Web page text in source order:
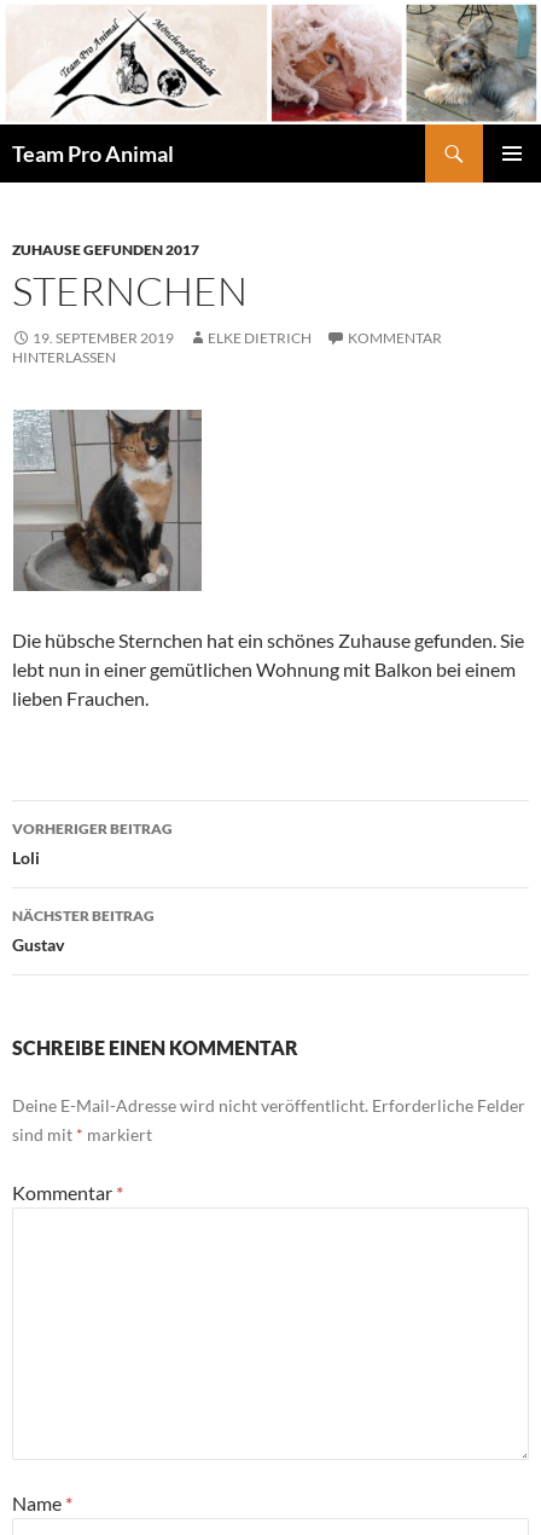
springen
Team Pro Animal
ZUHAUSE GEFUNDEN 2017
STERNCHEN
19. SEPTEMBER 2019 ELKE DIETRICH
KOMMENTAR
HINTERLASSEN
Die hübsche Sternchen hat ein schönes Zuhause gefunden. Sie
lebt nun in einer gemütlichen Wohnung mit Balkon bei einem
lieben Frauchen.
Beitragsnavigation
VORHERIGER BEITRAG
Loli
NÄCHSTER BEITRAG
Gustav
SCHREIBE EINEN KOMMENTAR
Deine E-Mail-Adresse wird nicht veröffentlicht. Erforderliche Felder
sind mit * markiert
Kommentar *
Name *